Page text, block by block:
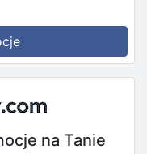
na Tanie